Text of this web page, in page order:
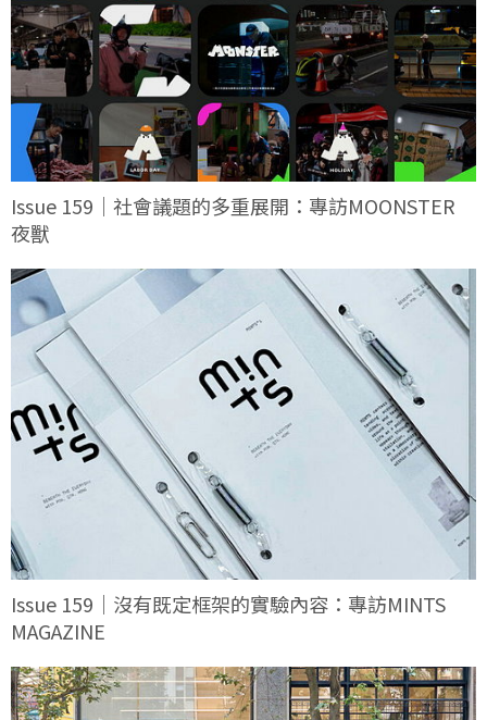
Issue 159｜社會議題的多重展開：專訪MOONSTER
夜獸
Issue 159｜沒有既定框架的實驗內容：專訪MINTS
MAGAZINE